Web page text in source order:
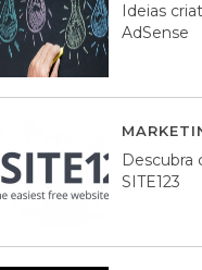
Ideias
AdSense
SITE123